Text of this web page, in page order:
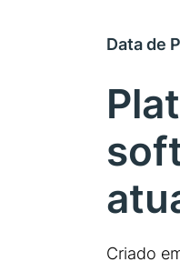
Data de
Criado